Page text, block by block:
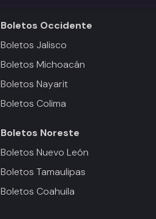
Boletos Occidente
Boletos Jalisco
Boletos Michoacán
Boletos Nayarit
Boletos Colima
Boletos Noreste
Boletos Nuevo León
Boletos Tamaulipas
Boletos Coahuila